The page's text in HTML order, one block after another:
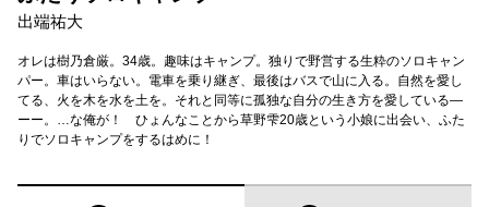
出端祐大
オレは樹乃倉厳。34歳。趣味はキャンプ。独りで野営する生粋のソロキャン
パー。車はいらない。電車を乗り継ぎ、最後はバスで山に入る。自然を愛し
てる、火を木を水を土を。それと同等に孤独な自分の生き方を愛している―
ーー。…な俺が！ ひょんなことから草野雫20歳という小娘に出会い、ふた
りでソロキャンプをするはめに！